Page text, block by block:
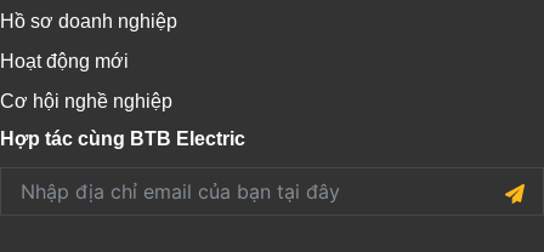
Hồ sơ doanh nghiệp
Hoạt động mới
Cơ hội nghề nghiệp
Hợp tác cùng BTB Electric